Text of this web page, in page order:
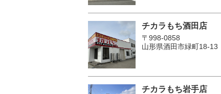
チカラもち酒田店
〒998-0858
山形県酒田市緑町18-13
チカラもち岩手店